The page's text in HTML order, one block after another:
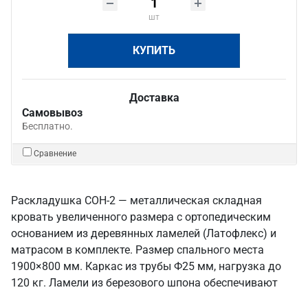
шт
КУПИТЬ
Доставка
Самовывоз
Бесплатно.
Сравнение
Раскладушка СОН-2 — металлическая складная
кровать увеличенного размера с ортопедическим
основанием из деревянных ламелей (Латофлекс) и
матрасом в комплекте. Размер спального места
1900×800 мм. Каркас из трубы Ф25 мм, нагрузка до
120 кг. Ламели из березового шпона обеспечивают